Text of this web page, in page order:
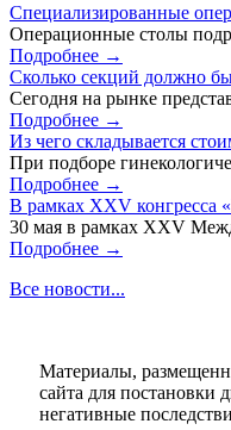
Специализированные
Операционные столы
Подробнее →
Сколько секций должно
Сегодня на рынке
Подробнее →
Из чего складывается
При подборе
Подробнее →
В рамках XXV конгресса
30 мая в рамках XXV
Подробнее →
Все новости...
Материалы,
сайта для постановки
негативные